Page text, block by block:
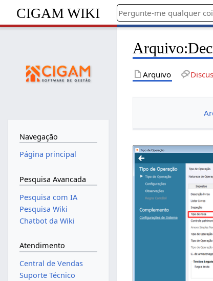
CIGAM WIKI
Arquivo:
Arquivo
Navegação
Página principal
Pesquisa Avancada
Pesquisa com IA
Pesquisa Wiki
Chatbot da Wiki
Atendimento
Central de Vendas
Suporte Técnico